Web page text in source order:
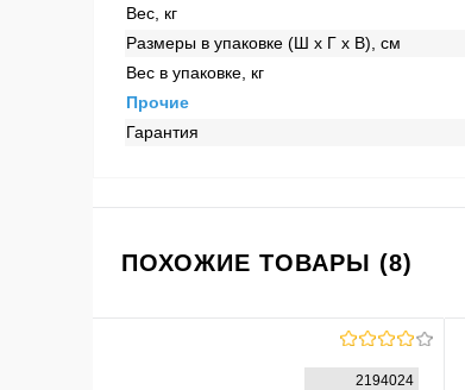
Вес, кг
Размеры в упаковке (Ш x Г x В), см
Вес в упаковке, кг
Прочие
Гарантия
ПОХОЖИЕ ТОВАРЫ (8)
2194024